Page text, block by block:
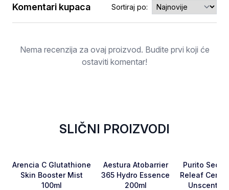
Ocjena
Komentari kupaca Sortiraj po:
Nema recenzija za ovaj proizvod. Budite prvi koji će
ostaviti komentar!
SLIČNI PROIZVODI
Favorite
Arencia C Glutathione
Skin Booster Mist
100ml
Favorite
Aestura Atobarrier
365 Hydro Essence
200ml
Purito Seoul
Releaf
Unscented